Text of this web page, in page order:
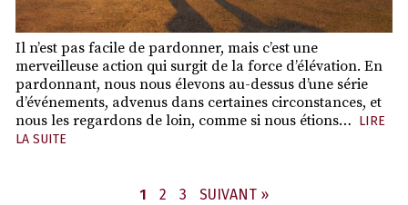
Il n’est pas facile de pardonner, mais c’est une
merveilleuse action qui surgit de la force d’élévation. En
pardonnant, nous nous élevons au-dessus d’une série
d’événements, advenus dans certaines circonstances, et
nous les regardons de loin, comme si nous étions… LIRE
LA SUITE
PAGE
1 PAGE
2 PAGE
3 SUIVANT »